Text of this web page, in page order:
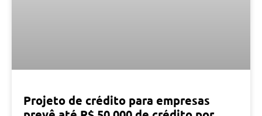
Projeto de crédito para empresas